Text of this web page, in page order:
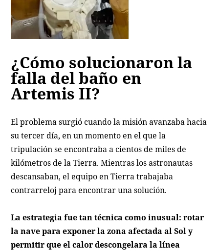
¿Cómo solucionaron la
falla del baño en
Artemis II?
El problema surgió cuando la misión avanzaba hacia
su tercer día, en un momento en el que la
tripulación se encontraba a cientos de miles de
kilómetros de la Tierra. Mientras los astronautas
descansaban, el equipo en Tierra trabajaba
contrarreloj para encontrar una solución.
La estrategia fue tan técnica como inusual: rotar
la nave para exponer la zona afectada al Sol y
permitir que el calor descongelara la línea